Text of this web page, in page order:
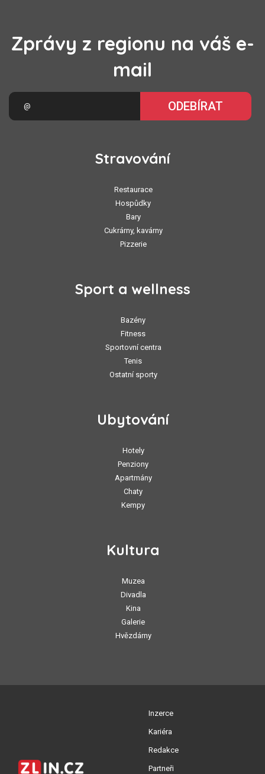
Zprávy z regionu na váš e-
mail
ODEBÍRAT
Stravování
Restaurace
Hospůdky
Bary
Cukrárny, kavárny
Pizzerie
Sport a wellness
Bazény
Fitness
Sportovní centra
Tenis
Ostatní sporty
Ubytování
Hotely
Penziony
Apartmány
Chaty
Kempy
Kultura
Muzea
Divadla
Kina
Galerie
Hvězdárny
Inzerce
Kariéra
Redakce
Partneři